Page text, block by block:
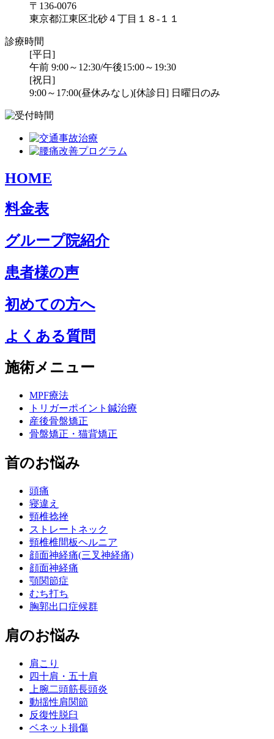
〒136-0076
東京都江東区北砂４丁目１８-１１
診療時間
[平日]
午前 9:00～12:30/午後15:00～19:30
[祝日]
9:00～17:00(昼休みなし)[休診日] 日曜日のみ
HOME
料金表
グループ院紹介
患者様の声
初めての方へ
よくある質問
施術メニュー
MPF療法
トリガーポイント鍼治療
産後骨盤矯正
骨盤矯正・猫背矯正
首のお悩み
頭痛
寝違え
頸椎捻挫
ストレートネック
頸椎椎間板ヘルニア
顔面神経痛(三叉神経痛)
顔面神経痛
顎関節症
むち打ち
胸郭出口症候群
肩のお悩み
肩こり
四十肩・五十肩
上腕二頭筋長頭炎
動揺性肩関節
反復性脱臼
ベネット損傷